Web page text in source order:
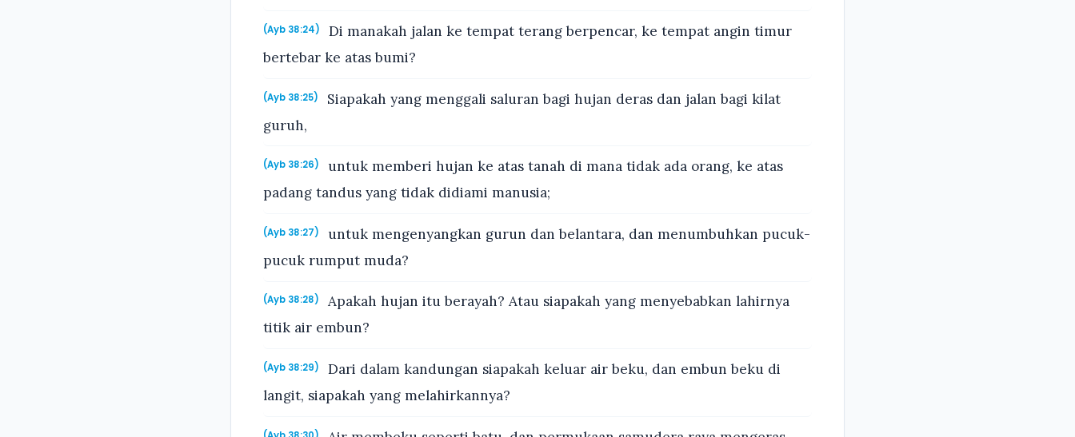
(Ayb 38:24)
Di manakah jalan ke tempat terang berpencar, ke tempat angin timur
bertebar ke atas bumi?
(Ayb 38:25)
Siapakah yang menggali saluran bagi hujan deras dan jalan bagi kilat
guruh,
(Ayb 38:26)
untuk memberi hujan ke atas tanah di mana tidak ada orang, ke atas
padang tandus yang tidak didiami manusia;
(Ayb 38:27)
untuk mengenyangkan gurun dan belantara, dan menumbuhkan pucuk-
pucuk rumput muda?
(Ayb 38:28)
Apakah hujan itu berayah? Atau siapakah yang menyebabkan lahirnya
titik air embun?
(Ayb 38:29)
Dari dalam kandungan siapakah keluar air beku, dan embun beku di
langit, siapakah yang melahirkannya?